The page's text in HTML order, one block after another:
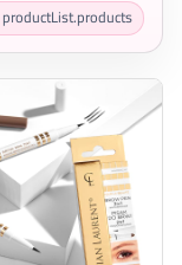
productList.products